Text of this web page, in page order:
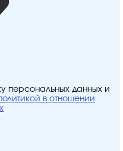
персональных данных и
в отношении